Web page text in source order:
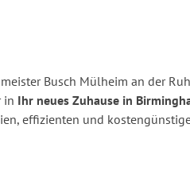
Busch Mülheim an der
in Ihr neues Zuhause in
effizienten und